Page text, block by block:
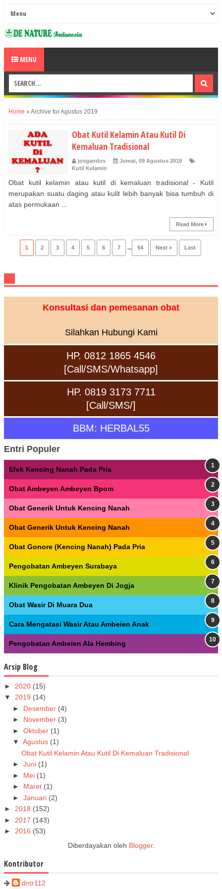
MENU
Home » Archive for Agustus 2019
Obat Kutil Kelamin Atau Kutil Di
Kemaluan Tradisional
josgandos
Jumat, 09 Agustus 2019
Kutil Kelamin
Obat kutil kelamin atau kutil di kemaluan tradisional - Kutil
merupakan suatu daging atau kulit lebih banyak bisa tumbuh di
atas permukaan ...
Read More
1 2 3 4 5 6 7 ... 54 Next » Last
Konsultasi dan pemesanan obat
Silahkan Hubungi Kami
HP. 0812 1865 4546
[Call/SMS/Whatsapp]
HP. 0819 3173 7711
[Call/SMS/]
BBM: HERBAL55
Entri Populer
Efek Kencing Nanah Pada Pria
Obat Ambeyen Ambeyen Bpom
Obat Generik Untuk Kencing Nanah
Obat Generik Untuk Kencing Nanah
Obat Gonore (Kencing Nanah) Pada Pria
Pengobatan Ambeyen Surabaya
Klinik Pengobatan Ambeyen Di Jogja
Obat Wasir Di Muara Dua
Cara Mengatasi Wasir Atau Ambeien Anak
Pengobatan Ambeien Ala Hembing
Arsip Blog
► 2020 (15)
▼ 2019 (14)
► Desember (4)
► November (3)
► Oktober (1)
▼ Agustus (1)
Obat Kutil Kelamin Atau Kutil Di Kemaluan Tradisional
► Juni (1)
► Mei (1)
► Maret (1)
► Januari (2)
► 2018 (152)
► 2017 (143)
► 2016 (53)
Diberdayakan oleh Blogger.
Kontributor
dntr112